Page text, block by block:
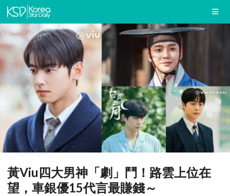
黃Viu四大男神「劇」鬥！路雲上位在
望，車銀優15代言最賺錢～